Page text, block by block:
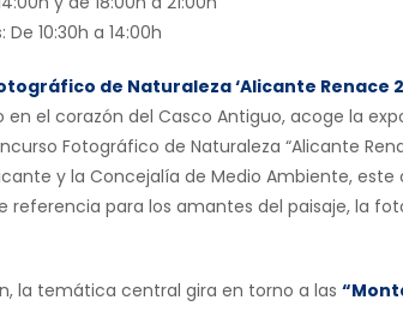
De 10:30h a 14:00h
de Naturaleza ‘Alicante Renace
en el corazón del Casco Antiguo, acoge la
Fotográfico de Naturaleza “Alicante
y la Concejalía de Medio Ambiente,
referencia para los amantes del paisaje, la
la temática central gira en torno a las